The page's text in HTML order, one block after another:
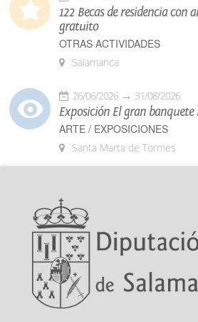
122 Becas de residencia
gratuito
OTRAS ACTIVIDADES
Salamanca
26/06/2026 31/08/2026
Exposición El gran banquete
ARTE / EXPOSICIONES
Santa Marta de Tormes